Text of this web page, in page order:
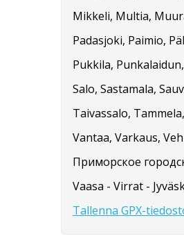
Mikkeli, Multia,
Padasjoki, Paimio,
Pukkila,
Salo, Sastamala,
Taivassalo,
Vantaa, Varkaus,
Приморское
Vaasa - Virrat -
Tallenna GPX-